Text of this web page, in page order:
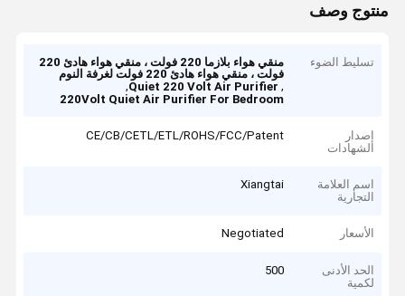
منتوج وصف
تسليط الضوء
منقي هواء بلازما 220 فولت ، منقي هواء هادئ 220
فولت ، منقي هواء هادئ 220 فولت لغرفة النوم
,
Quiet 220 Volt Air Purifier
,
220Volt Quiet Air Purifier For Bedroom
إصدار
الشهادات
CE/CB/CETL/ETL/ROHS/FCC/Patent
اسم العلامة
التجارية
Xiangtai
الأسعار Negotiated
الحد الأدنى
لكمية
500